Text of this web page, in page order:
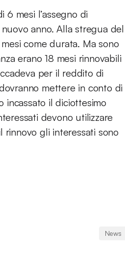
mesi l’assegno di
anno. Alla stregua del
come durata. Ma sono
erano 18 mesi rinnovabili
per il reddito di
mettere in conto di
incassato il diciottesimo
devono utilizzare
rinnovo gli interessati sono
News